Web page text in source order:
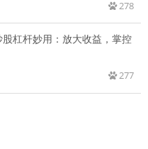
278
杠杆妙用：放大收益，掌控
277